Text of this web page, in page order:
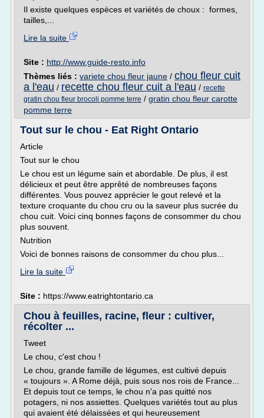
Il existe quelques espèces et variétés de choux : formes,
tailles,...
Lire la suite
Site : http://www.guide-resto.info
Thèmes liés : variete chou fleur jaune / chou fleur cuit
a l'eau / recette chou fleur cuit a l'eau / recette
gratin chou fleur brocoli pomme terre / gratin chou fleur carotte
pomme terre
Tout sur le chou - Eat Right Ontario
Article
Tout sur le chou
Le chou est un légume sain et abordable. De plus, il est
délicieux et peut être apprêté de nombreuses façons
différentes. Vous pouvez apprécier le gout relevé et la
texture croquante du chou cru ou la saveur plus sucrée du
chou cuit. Voici cinq bonnes façons de consommer du chou
plus souvent.
Nutrition
Voici de bonnes raisons de consommer du chou plus...
Lire la suite
Site : https://www.eatrightontario.ca
Chou à feuilles, racine, fleur : cultiver,
récolter ...
Tweet
Le chou, c'est chou !
Le chou, grande famille de légumes, est cultivé depuis
« toujours ». A Rome déjà, puis sous nos rois de France...
Et depuis tout ce temps, le chou n'a pas quitté nos
potagers, ni nos assiettes. Quelques variétés tout au plus
qui avaient été délaissées et qui heureusement